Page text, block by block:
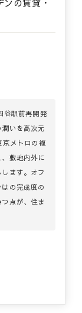
の賃貸・
谷駅前再開発
いを高次元
京メトロの複
敷地内外に
ます。オフ
の完成度の
点が、住ま